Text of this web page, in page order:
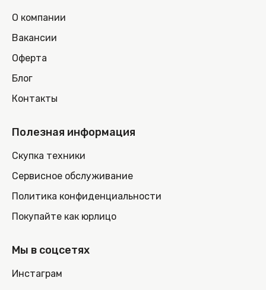
О компании
Вакансии
Оферта
Блог
Контакты
Полезная информация
Скупка техники
Сервисное обслуживание
Политика конфиденциальности
Покупайте как юрлицо
Мы в соцсетях
Инстаграм